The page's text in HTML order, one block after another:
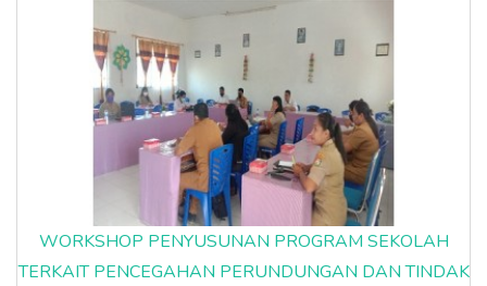
WORKSHOP PENYUSUNAN PROGRAM SEKOLAH
TERKAIT PENCEGAHAN PERUNDUNGAN DAN TINDAK